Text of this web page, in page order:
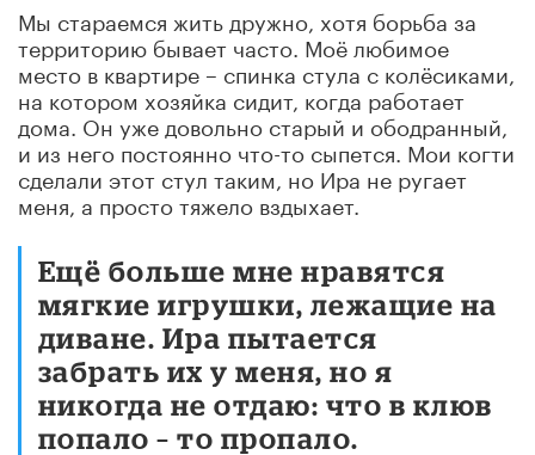
Мы стараемся жить дружно, хотя борьба за
территорию бывает часто. Моё любимое
место в квартире – спинка стула с колёсиками,
на котором хозяйка сидит, когда работает
дома. Он уже довольно старый и ободранный,
и из него постоянно что-то сыпется. Мои когти
сделали этот стул таким, но Ира не ругает
меня, а просто тяжело вздыхает.
Ещё больше мне нравятся
мягкие игрушки, лежащие на
диване. Ира пытается
забрать их у меня, но я
никогда не отдаю: что в клюв
попало – то пропало.